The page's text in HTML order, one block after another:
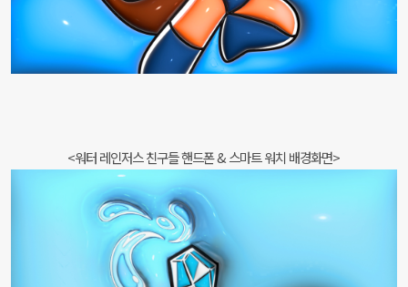
<워터 레인저스 친구들 핸드폰 & 스마트 워치 배경화면>